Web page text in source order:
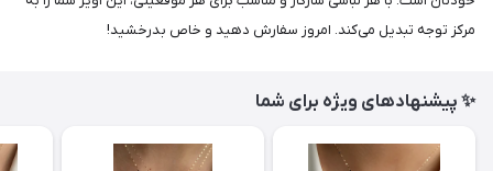
مرکز توجه تبدیل می‌کند. امروز سفارش دهید و خاص بدرخشید!
✨ پیشنهادهای ویژه برای شما